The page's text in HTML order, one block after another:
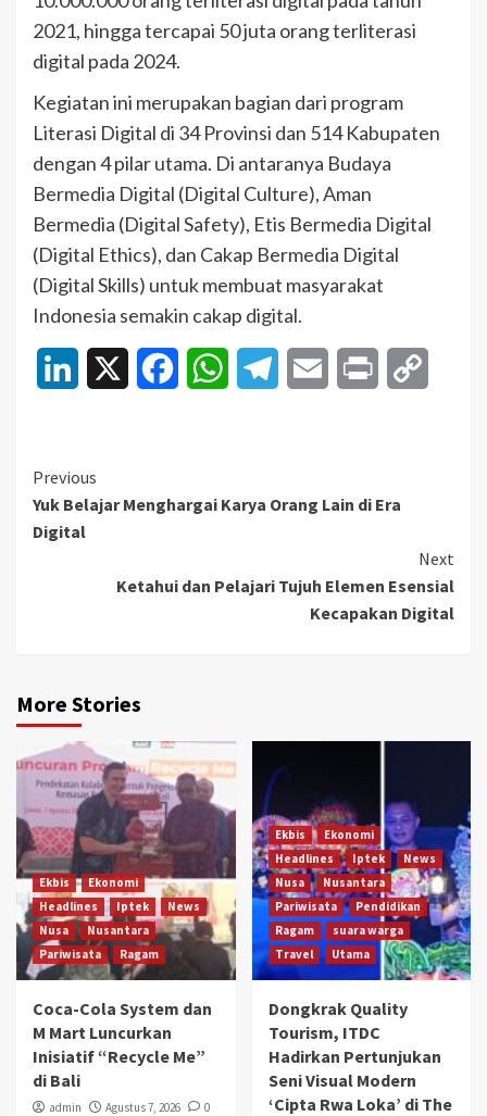
2021, hingga tercapai 50 juta orang terliterasi
digital pada 2024.
Kegiatan ini merupakan bagian dari program
Literasi Digital di 34 Provinsi dan 514 Kabupaten
dengan 4 pilar utama. Di antaranya Budaya
Bermedia Digital (Digital Culture), Aman
Bermedia (Digital Safety), Etis Bermedia Digital
(Digital Ethics), dan Cakap Bermedia Digital
(Digital Skills) untuk membuat masyarakat
Indonesia semakin cakap digital.
LinkedIn FacebookWhatsAppTelegramEmail Print
Continue
Reading
Previous
Yuk Belajar Menghargai Karya Orang Lain di Era
Digital
Next
Ketahui dan Pelajari Tujuh Elemen Esensial
Kecapakan Digital
More Stories
Ekbis
Ekonomi
Headlines
Iptek
News
Nusa
Nusantara
Pariwisata
Ragam
Coca-Cola System dan
M Mart Luncurkan
Inisiatif “Recycle Me”
di Bali
admin Agustus 7, 2026 0
Ekbis
Ekonomi
Headlines
Iptek
News
Nusa
Nusantara
Pariwisata
Pendidikan
Ragam
suara warga
Travel
Utama
Dongkrak Quality
Tourism, ITDC
Hadirkan Pertunjukan
Seni Visual Modern
‘Cipta Rwa Loka’ di The